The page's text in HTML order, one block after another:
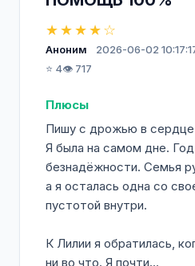
★★★★☆
Аноним
2026-06-02
⭐ 4👁️ 717
Плюсы
Пишу с дрожью в
Я была на самом дне. Год
безнадёжности. Семья
а я осталась одна со
пустотой внутри.
К Лилии я обратилась,
ни во что. Я почти...